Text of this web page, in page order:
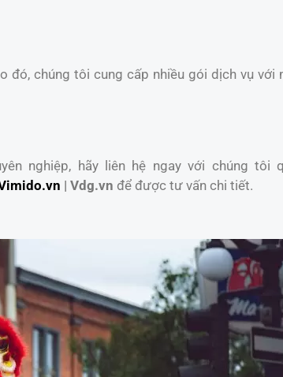
đó, chúng tôi cung cấp nhiều gói dịch vụ
nghiệp, hãy liên hệ ngay với chúng tôi
| Vdg.vn để được tư vấn chi tiết.